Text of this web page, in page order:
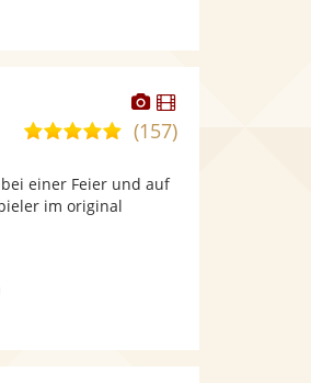
Dieser
Künstler
stellt
Fotos
bereit.
Dieser
Künstler
4,9
5
Sternen
(157)
einer Feier und auf
im original